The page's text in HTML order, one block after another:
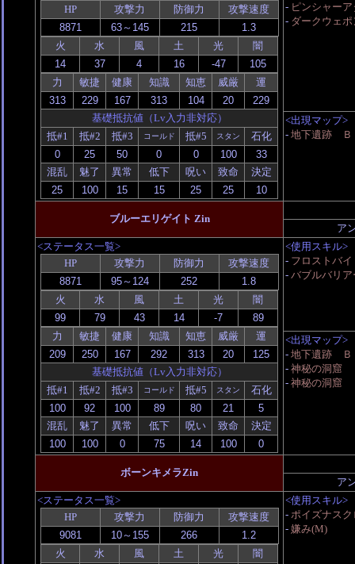
HP
攻撃力 防御力 攻撃速度
火 水 風 土 光 闇
力 敏捷 健康 知識 知恵 威厳 運
基礎抵抗値（Lv入力非対応）
抵#1
抵#2 抵#3 コールド 抵#5 スタン 石化
混乱 魅了 異常 低下 呪い 致命 決定
- ピンシャー
- ダークウェポ
<出現マップ>
- 地下遺跡 Ｂ
ブルーエリゲイト Zin
ア
<ステータス一覧>
HP
攻撃力 防御力 攻撃速度
火 水 風 土 光 闇
力 敏捷 健康 知識 知恵 威厳 運
基礎抵抗値（Lv入力非対応）
抵#1
抵#2 抵#3 コールド 抵#5 スタン 石化
混乱 魅了 異常 低下 呪い 致命 決定
<使用スキル>
- フロストバイ
- バブルバリア
<出現マップ>
- 地下遺跡 Ｂ
- 神秘の洞窟
- 神秘の洞窟
ボーンキメラZin
ア
<ステータス一覧>
HP
攻撃力 防御力 攻撃速度
火 水 風 土 光 闇
<使用スキル>
- ポイズナスク
- 嫌み(M)